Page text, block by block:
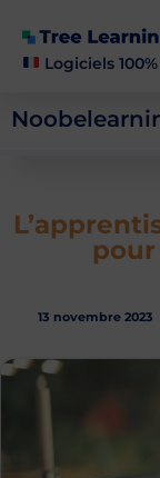
Logiciels
13 novembre 2023